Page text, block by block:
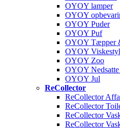
OYOY lamper
OYOY
OYOY Puder
OYOY Puf
OYOY Tæpper
OYOY
OYOY Zoo
OYOY Nedsatte
OYOY Jul
ReCollector
ReCollector
ReCollector
ReCollector
ReCollector